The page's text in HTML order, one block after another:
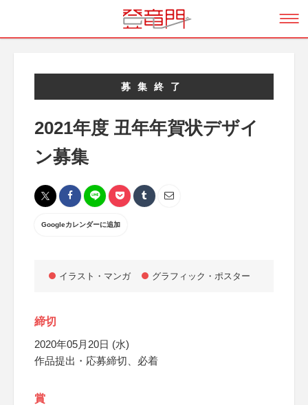
募集終了
2021年度 丑年年賀状デザイ
ン募集
Googleカレンダーに追加
イラスト・マンガ グラフィック・ポスター
締切
2020年05月20日 (水)
作品提出・応募締切、必着
賞